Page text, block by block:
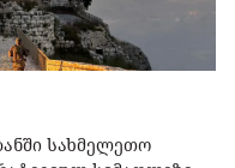
სახმელეთო